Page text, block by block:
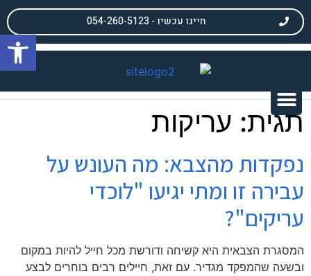
חייגו עכשיו - 054-260-5123
תגית: עריקות
נפקדות מהצבא: מה העונש על
עבירה זו ומתי יגיעו "לוכדי
עריקים"?
המסגרת הצבאית היא קשיחה ודורשת מכל חייל להיות במקום
ובשעה שהמפקד מגדיר. עם זאת, חיילים רבים בוחרים לבצע